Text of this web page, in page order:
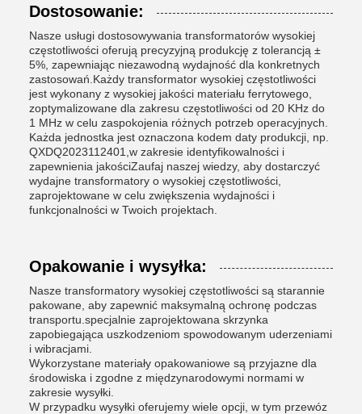
Dostosowanie:
Nasze usługi dostosowywania transformatorów wysokiej
częstotliwości oferują precyzyjną produkcję z tolerancją ±
5%, zapewniając niezawodną wydajność dla konkretnych
zastosowań.Każdy transformator wysokiej częstotliwości
jest wykonany z wysokiej jakości materiału ferrytowego,
zoptymalizowane dla zakresu częstotliwości od 20 KHz do
1 MHz w celu zaspokojenia różnych potrzeb operacyjnych.
Każda jednostka jest oznaczona kodem daty produkcji, np.
QXDQ2023112401,w zakresie identyfikowalności i
zapewnienia jakościZaufaj naszej wiedzy, aby dostarczyć
wydajne transformatory o wysokiej częstotliwości,
zaprojektowane w celu zwiększenia wydajności i
funkcjonalności w Twoich projektach.
Opakowanie i wysyłka:
Nasze transformatory wysokiej częstotliwości są starannie
pakowane, aby zapewnić maksymalną ochronę podczas
transportu.specjalnie zaprojektowana skrzynka
zapobiegająca uszkodzeniom spowodowanym uderzeniami
i wibracjami.
Wykorzystane materiały opakowaniowe są przyjazne dla
środowiska i zgodne z międzynarodowymi normami w
zakresie wysyłki.
W przypadku wysyłki oferujemy wiele opcji, w tym przewóz